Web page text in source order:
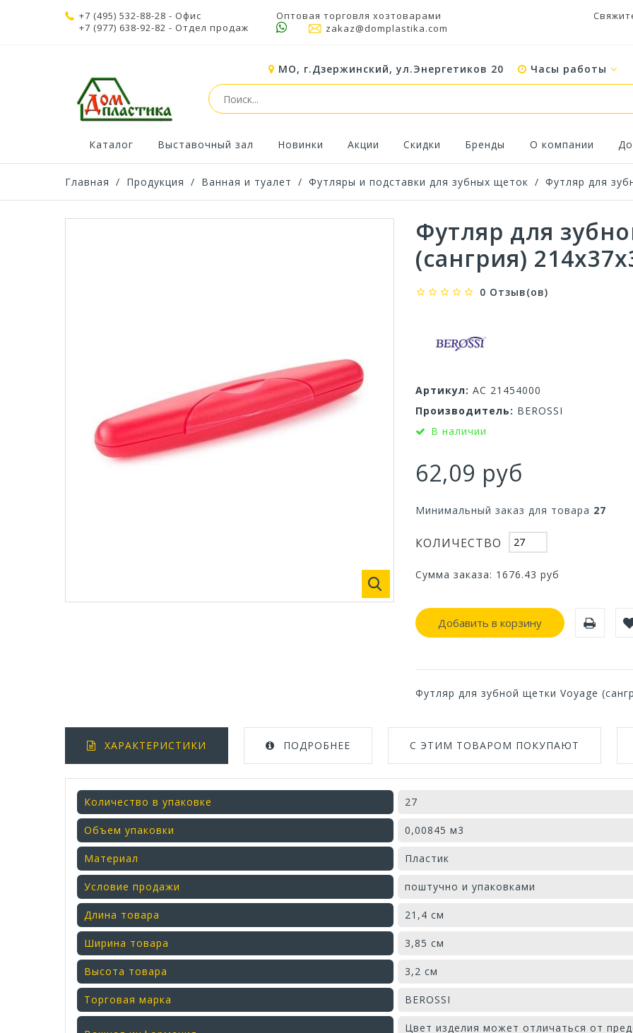
+7 (495) 532-88-28 - Офис
+7 (977) 638-92-82 - Отдел продаж
Оптовая торговля хозтоварами
zakaz@domplastika.com
МО, г.Дзержинский, ул.Энергетиков 20 Часы работы
Каталог Выставочный зал Новинки Акции Скидки Бренды О компании
Главная / Продукция / Ванная и туалет / Футляры и подставки для зубных щеток / Футляр для
Футляр для
(сангрия)
0 Отзыв(ов)
Артикул: АС 21454000
Производитель: BEROSSI
В наличии
62,09 руб
Минимальный заказ для товара 27
КОЛИЧЕСТВО
Сумма заказа: 1676.43 руб
Добавить в корзину
Футляр для зубной щетки Voyage
ХАРАКТЕРИСТИКИ ПОДРОБНЕЕ С ЭТИМ ТОВАРОМ ПОКУПАЮТ
Количество в упаковке 27
Объем упаковки 0,00845 м3
Материал Пластик
Условие продажи поштучно и упаковками
Длина товара 21,4 см
Ширина товара 3,85 см
Высота товара 3,2 см
Торговая марка BEROSSI
Цвет изделия может отличаться от